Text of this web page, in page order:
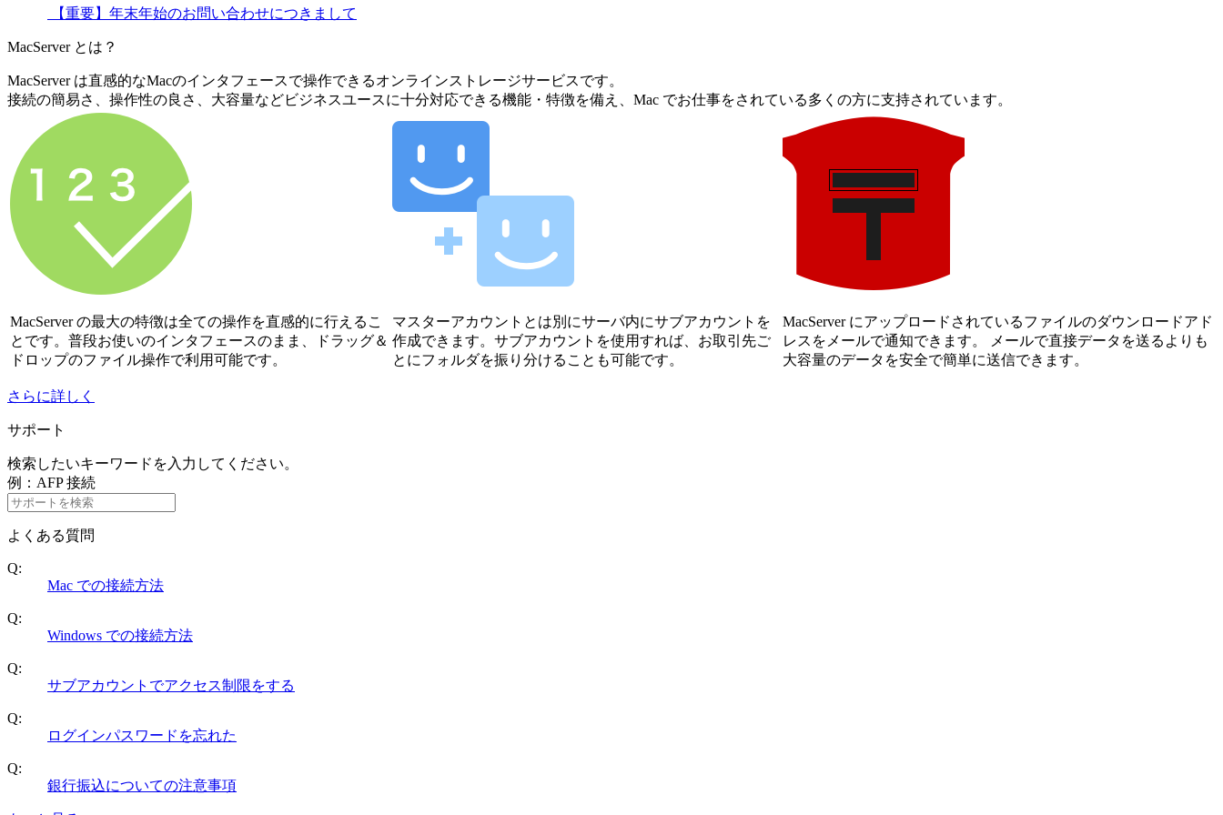
【重要】年末年始のお問い合わせにつきまして
MacServer とは？
MacServer は直感的なMacのインタフェースで操作できるオンラインストレージサービスです。
接続の簡易さ、操作性の良さ、大容量などビジネスユースに十分対応できる機能・特徴を備え、Mac でお仕事をされている多くの方に支持されています。
MacServer の最大の特徴は全ての操作を直感的に行えるこ
とです。普段お使いのインタフェースのまま、ドラッグ＆
ドロップのファイル操作で利用可能です。
マスターアカウントとは別にサーバ内にサブアカウントを
作成できます。サブアカウントを使用すれば、お取引先ご
とにフォルダを振り分けることも可能です。
MacServer にアップロードされているファイルのダウンロードアド
レスをメールで通知できます。 メールで直接データを送るよりも
大容量のデータを安全で簡単に送信できます。
さらに詳しく
サポート
検索したいキーワードを入力してください。
例：AFP 接続
よくある質問
Q:
Mac での接続方法
Q:
Windows での接続方法
Q:
サブアカウントでアクセス制限をする
Q:
ログインパスワードを忘れた
Q:
銀行振込についての注意事項